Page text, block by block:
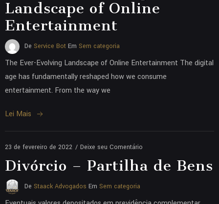
Landscape of Online
Entertainment
De Service Bot Em Sem categoria
The Ever-Evolving Landscape of Online Entertainment The digital
age has fundamentally reshaped how we consume
entertainment. From the way we
Lei Mais
23 de fevereiro de 2022 / Deixe seu Comentário
Divórcio – Partilha de Bens
De Staack Advogados Em Sem categoria